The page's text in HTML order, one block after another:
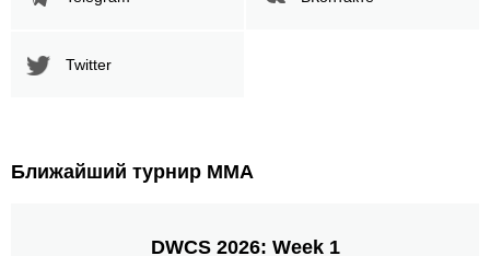
Twitter
Ближайший турнир ММА
DWCS 2026: Week 1